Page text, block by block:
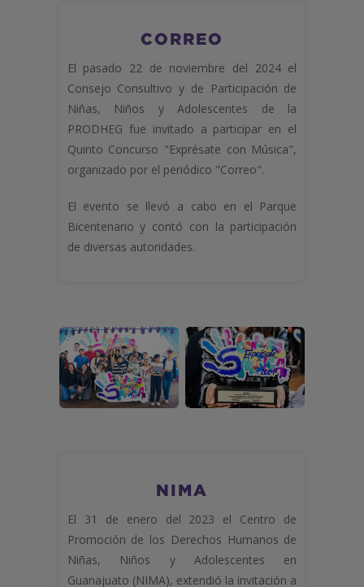
CORREO
El pasado 22 de noviembre del 2024 el
Consejo Consultivo y de Participación de
Niñas, Niños y Adolescentes de la
PRODHEG fue invitado a participar en el
Quinto Concurso "Exprésate con Música",
organizado por el periódico "Correo".
El evento se llevó a cabo en el Parque
Bicentenario y contó con la participación
de diversas autoridades.
NIMA
El 31 de enero del 2023 el Centro de
Promoción de los Derechos Humanos de
Niñas, Niños y Adolescentes en
Guanajuato (NIMA), extendió la invitación a